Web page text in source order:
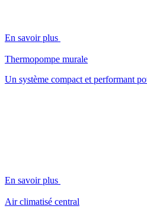
En savoir plus
Thermopompe murale
Un système compact et performant
En savoir plus
Air climatisé central